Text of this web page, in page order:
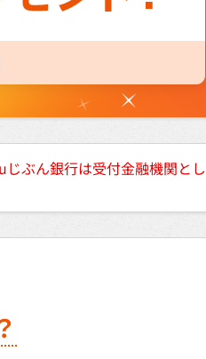
ぶん銀行は受付金融機関とし